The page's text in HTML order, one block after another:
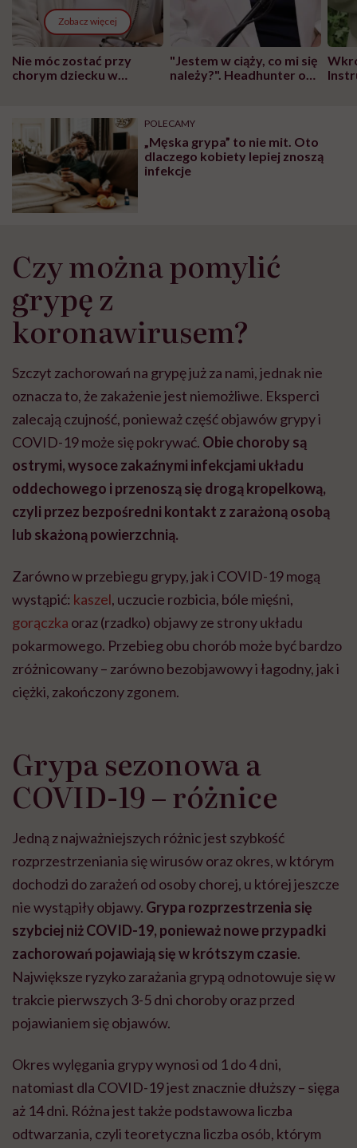
Zobacz więcej
Nie móc zostać przy
chorym dziecku w
może chyba tylko
głupota i brak
wyobraźni"
"Jestem w ciąży, co mi się
należy?". Headhunter o
pracy
POLECAMY
„Męska grypa” to nie mit. Oto
dlaczego kobiety lepiej znoszą
infekcje
Czy można pomylić
grypę z
koronawirusem?
Szczyt zachorowań na grypę już za nami, jednak nie
oznacza to, że zakażenie jest niemożliwe. Eksperci
zalecają czujność, ponieważ część objawów grypy i
COVID-19 może się pokrywać. Obie choroby są
ostrymi, wysoce zakaźnymi infekcjami układu
oddechowego i przenoszą się drogą kropelkową,
czyli przez bezpośredni kontakt z zarażoną osobą
lub skażoną powierzchnią.
Zarówno w przebiegu grypy, jak i COVID-19 mogą
wystąpić: kaszel, uczucie rozbicia, bóle mięśni,
gorączka oraz (rzadko) objawy ze strony układu
pokarmowego. Przebieg obu chorób może być bardzo
zróżnicowany – zarówno bezobjawowy i łagodny, jak i
ciężki, zakończony zgonem.
Grypa sezonowa a
COVID-19 – różnice
Jedną z najważniejszych różnic jest szybkość
rozprzestrzeniania się wirusów oraz okres, w którym
dochodzi do zarażeń od osoby chorej, u której jeszcze
nie wystąpiły objawy. Grypa rozprzestrzenia się
szybciej niż COVID-19, ponieważ nowe przypadki
zachorowań pojawiają się w krótszym czasie.
Największe ryzyko zarażania grypą odnotowuje się w
trakcie pierwszych 3-5 dni choroby oraz przed
pojawianiem się objawów.
Okres wylęgania grypy wynosi od 1 do 4 dni,
natomiast dla COVID-19 jest znacznie dłuższy – sięga
aż 14 dni. Różna jest także podstawowa liczba
odtwarzania, czyli teoretyczna liczba osób, którym